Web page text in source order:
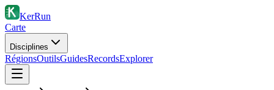
KerRun
Carte
Disciplines
RégionsOutilsGuidesRecordsExplorer